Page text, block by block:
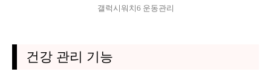
갤럭시워치6 운동관리
건강 관리 기능